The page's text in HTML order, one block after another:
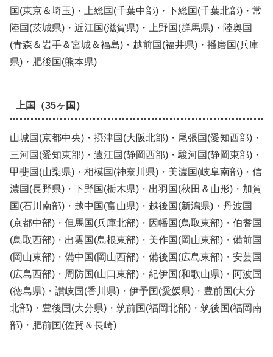
国(東京＆埼玉)・上総国(千葉中部)・下総国(千葉北部)・常
陸国(茨城県)・近江国(滋賀県)・上野国(群馬県)・陸奥国
(青森＆岩手＆宮城＆福島)・越前国(福井県)・播磨国(兵庫
県)・肥後国(熊本県)
上国（35ヶ国）
山城国(京都中央)・摂津国(大阪北部)・尾張国(愛知西部)・
三河国(愛知東部)・遠江国(静岡西部)・駿河国(静岡東部)・
甲斐国(山梨県)・相模国(神奈川県)・美濃国(岐阜南部)・信
濃国(長野県)・下野国(栃木県)・出羽国(秋田＆山形)・加賀
国(石川南部)・越中国(富山県)・越後国(新潟県)・丹波国
(京都中部)・但馬国(兵庫北部)・因幡国(鳥取東部)・伯耆国
(鳥取西部)・出雲国(島根東部)・美作国(岡山東部)・備前国
(岡山東部)・備中国(岡山西部)・備後国(広島東部)・安芸国
(広島西部)・周防国(山口東部)・紀伊国(和歌山県)・阿波国
(徳島県)・讃岐国(香川県)・伊予国(愛媛県)・豊前国(大分
北部)・豊後国(大分県)・筑前国(福岡北部)・筑後国(福岡南
部)・肥前国(佐賀＆長崎)